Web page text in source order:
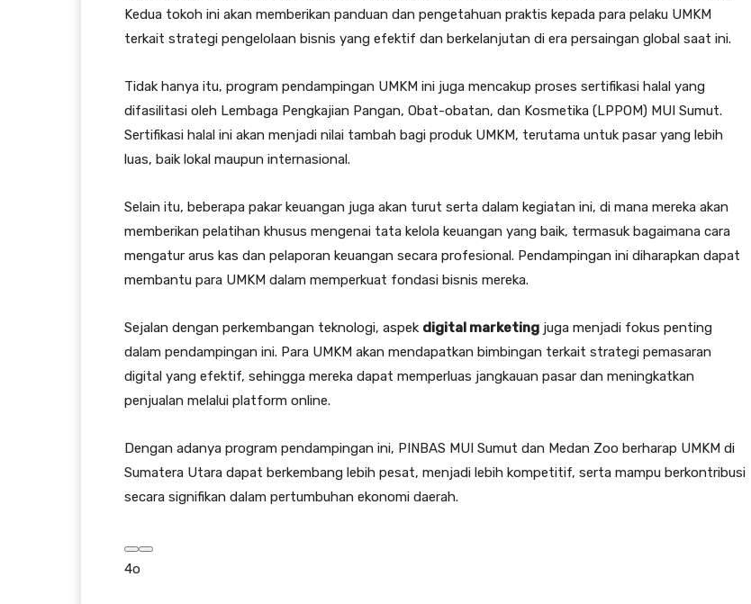
Kedua tokoh ini akan memberikan panduan dan pengetahuan praktis kepada para pelaku UMKM
terkait strategi pengelolaan bisnis yang efektif dan berkelanjutan di era persaingan global saat ini.
Tidak hanya itu, program pendampingan UMKM ini juga mencakup proses sertifikasi halal yang
difasilitasi oleh Lembaga Pengkajian Pangan, Obat-obatan, dan Kosmetika (LPPOM) MUI Sumut.
Sertifikasi halal ini akan menjadi nilai tambah bagi produk UMKM, terutama untuk pasar yang lebih
luas, baik lokal maupun internasional.
Selain itu, beberapa pakar keuangan juga akan turut serta dalam kegiatan ini, di mana mereka akan
memberikan pelatihan khusus mengenai tata kelola keuangan yang baik, termasuk bagaimana cara
mengatur arus kas dan pelaporan keuangan secara profesional. Pendampingan ini diharapkan dapat
membantu para UMKM dalam memperkuat fondasi bisnis mereka.
Sejalan dengan perkembangan teknologi, aspek digital marketing juga menjadi fokus penting
dalam pendampingan ini. Para UMKM akan mendapatkan bimbingan terkait strategi pemasaran
digital yang efektif, sehingga mereka dapat memperluas jangkauan pasar dan meningkatkan
penjualan melalui platform online.
Dengan adanya program pendampingan ini, PINBAS MUI Sumut dan Medan Zoo berharap UMKM di
Sumatera Utara dapat berkembang lebih pesat, menjadi lebih kompetitif, serta mampu berkontribusi
secara signifikan dalam pertumbuhan ekonomi daerah.
4o